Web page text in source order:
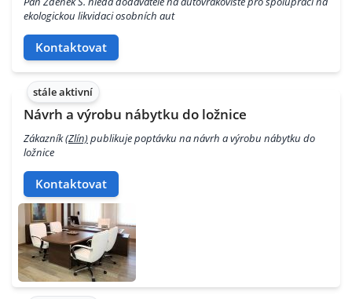
ekologickou likvidaci osobních aut
Kontaktovat
stále aktivní
Návrh a výrobu nábytku do ložnice
Zákazník(Zlín)publikuje poptávku na návrh a výrobu nábytku do
ložnice
Kontaktovat